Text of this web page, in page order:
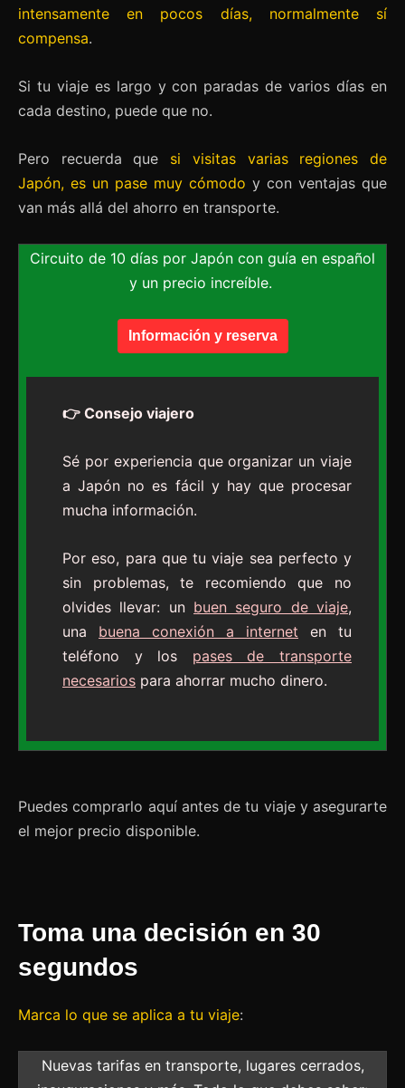
intensamente en pocos días, normalmente sí
compensa.
Si tu viaje es largo y con paradas de varios días en
cada destino, puede que no.
Pero recuerda que si visitas varias regiones de
Japón, es un pase muy cómodo y con ventajas que
van más allá del ahorro en transporte.
Circuito de 10 días por Japón con guía en español
y un precio increíble.
Información y reserva
👉 Consejo viajero
Sé por experiencia que organizar un viaje
a Japón no es fácil y hay que procesar
mucha información.
Por eso, para que tu viaje sea perfecto y
sin problemas, te recomiendo que no
olvides llevar: un buen seguro de viaje,
una
buena conexión a internet
en tu
teléfono y los
pases de transporte
necesarios para ahorrar mucho dinero.
Puedes comprarlo aquí antes de tu viaje y asegurarte
el mejor precio disponible.
Toma una decisión en 30
segundos
Marca lo que se aplica a tu viaje:
Nuevas tarifas en transporte, lugares cerrados,